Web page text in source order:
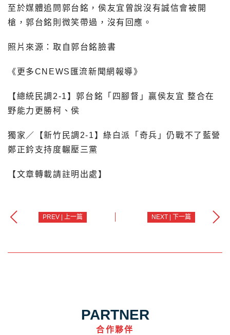
至於媒體追問郭台銘，侯友宜曾說沒有誠信會被開
槍，郭台銘則微笑帶過，沒有回應。
照片來源：取自郭台銘臉書
《更多CNEWS匯流新聞網報導》
【總統民調2-1】郭台銘「四腳督」贏侯友宜 整合在
野能力更勝柯、侯
獨家／【新竹民調2-1】綠白派「奇兵」仍戰不了藍營
鄭正鈐支持度輾壓三黨
【文章轉載請註明出處】
PREV | 上一篇 NEXT | 下一篇
PARTNER
合作夥伴